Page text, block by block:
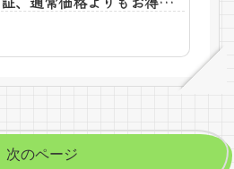
次のページ